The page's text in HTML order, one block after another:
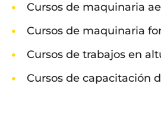
Cursos de maquinaria
Cursos de maquinaria
Cursos de trabajos en
Cursos de capacitación